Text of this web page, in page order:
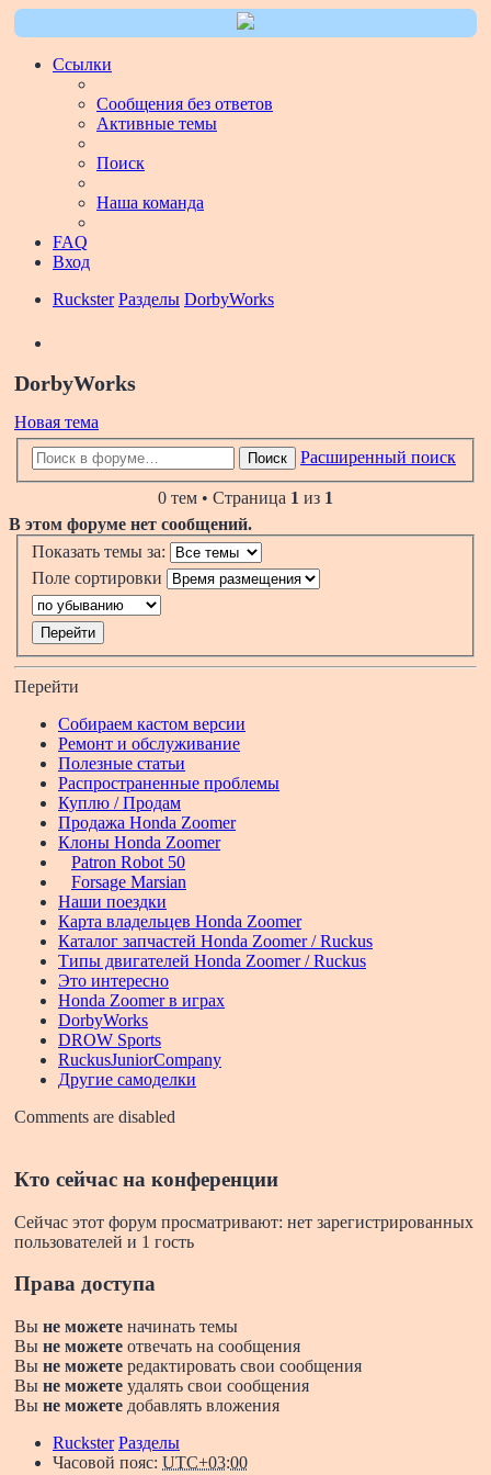
Ссылки
Сообщения без ответов
Активные темы
Поиск
Наша команда
FAQ
Вход
Ruckster Разделы DorbyWorks
DorbyWorks
Новая тема
Поиск Расширенный поиск
0 тем • Страница 1 из 1
В этом форуме нет сообщений.
Показать темы за:
Поле сортировки
Перейти
Собираем кастом версии
Ремонт и обслуживание
Полезные статьи
Распространенные проблемы
Куплю / Продам
Продажа Honda Zoomer
Клоны Honda Zoomer
Patron Robot 50
Forsage Marsian
Наши поездки
Карта владельцев Honda Zoomer
Каталог запчастей Honda Zoomer / Ruckus
Типы двигателей Honda Zoomer / Ruckus
Это интересно
Honda Zoomer в играх
DorbyWorks
DROW Sports
RuckusJuniorCompany
Другие самоделки
Comments are disabled
Кто сейчас на конференции
Сейчас этот форум просматривают: нет зарегистрированных
пользователей и 1 гость
Права доступа
Вы не можете начинать темы
Вы не можете отвечать на сообщения
Вы не можете редактировать свои сообщения
Вы не можете удалять свои сообщения
Вы не можете добавлять вложения
Ruckster Разделы
Часовой пояс: UTC+03:00